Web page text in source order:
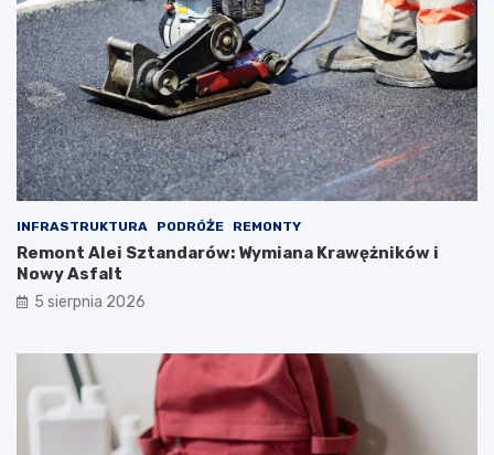
INFRASTRUKTURA PODRÓŻE REMONTY
Remont Alei Sztandarów: Wymiana Krawężników i
Nowy Asfalt
5 sierpnia 2026